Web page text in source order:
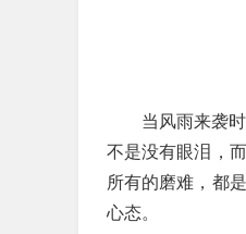
当风雨来袭
不是没有眼泪，
所有的磨难，都
心态。